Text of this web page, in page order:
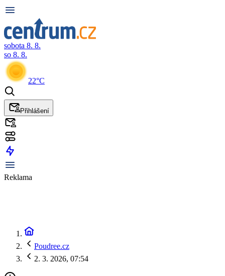
sobota 8. 8.
so 8. 8.
22°C
Přihlášení
Reklama
Poudree.cz
2. 3. 2026, 07:54